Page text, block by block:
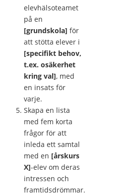
elevhälsoteamet
på en
[grundskola] för
att stötta elever i
[specifikt behov,
t.ex. osäkerhet
kring val], med
en insats för
varje.
Skapa en lista
med fem korta
frågor för att
inleda ett samtal
med en [årskurs
X]-elev om deras
intressen och
framtidsdrömmar.